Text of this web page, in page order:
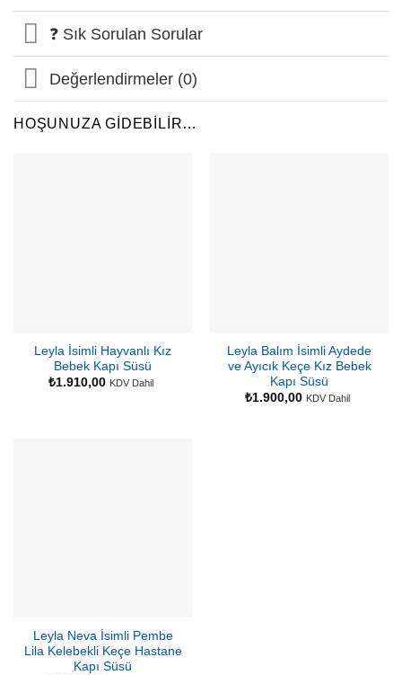
❓ Sık Sorulan Sorular
Değerlendirmeler (0)
HOŞUNUZA GIDEBILIR…
Leyla İsimli Hayvanlı Kız
Bebek Kapı Süsü
₺1.910,00 KDV Dahil
Leyla Balım İsimli Aydede
ve Ayıcık Keçe Kız Bebek
Kapı Süsü
₺1.900,00 KDV Dahil
Leyla Neva İsimli Pembe
Lila Kelebekli Keçe Hastane
Kapı Süsü